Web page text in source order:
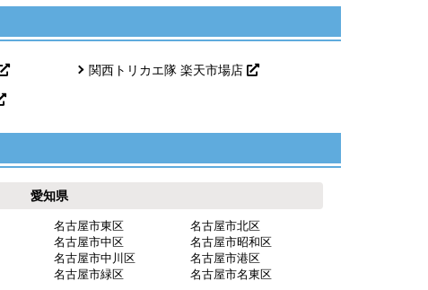
関西トリカエ隊 楽天市場店
愛知県
名古屋市東区
名古屋市北区
名古屋市中区
名古屋市昭和区
名古屋市中川区
名古屋市港区
名古屋市緑区
名古屋市名東区